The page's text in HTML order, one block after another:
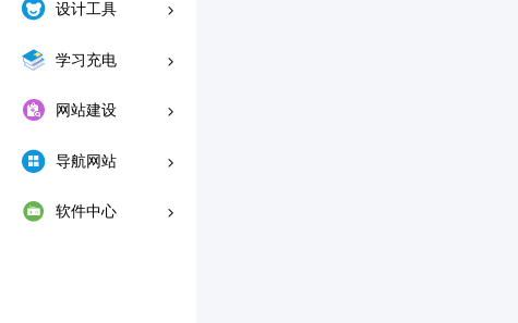
设计工具
学习充电
网站建设
导航网站
软件中心